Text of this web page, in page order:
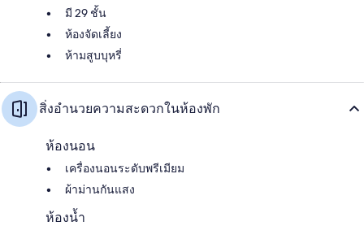
มี 29 ชั้น
ห้องจัดเลี้ยง
ห้ามสูบบุหรี่
สิ่งอำนวยความสะดวกในห้องพัก
ห้องนอน
เครื่องนอนระดับพรีเมียม
ผ้าม่านกันแสง
ห้องน้ำ